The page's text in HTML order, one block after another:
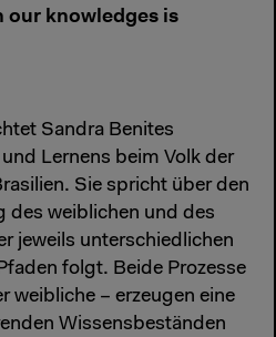
our knowledges is
Sandra Benites
Lernens beim Volk der
Sie spricht über den
des weiblichen und des
jeweils unterschiedlichen
folgt. Beide Prozesse
weibliche – erzeugen eine
Wissensbeständen